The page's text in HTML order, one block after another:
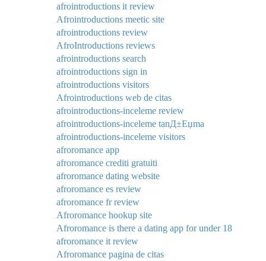
afrointroductions it review
Afrointroductions meetic site
afrointroductions review
AfroIntroductions reviews
afrointroductions search
afrointroductions sign in
afrointroductions visitors
Afrointroductions web de citas
afrointroductions-inceleme review
afrointroductions-inceleme tanД±Еџma
afrointroductions-inceleme visitors
afroromance app
afroromance crediti gratuiti
afroromance dating website
afroromance es review
afroromance fr review
Afroromance hookup site
Afroromance is there a dating app for under 18
afroromance it review
Afroromance pagina de citas